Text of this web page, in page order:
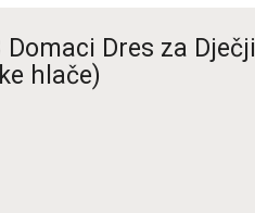
Dres za
hlače)